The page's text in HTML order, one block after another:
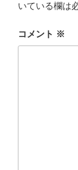
いている欄は
コメント ※